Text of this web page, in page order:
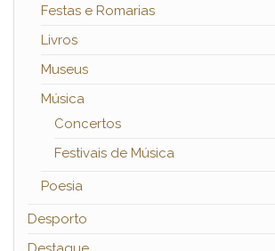
Festas e Romarias
Livros
Museus
Música
Concertos
Festivais de Música
Poesia
Desporto